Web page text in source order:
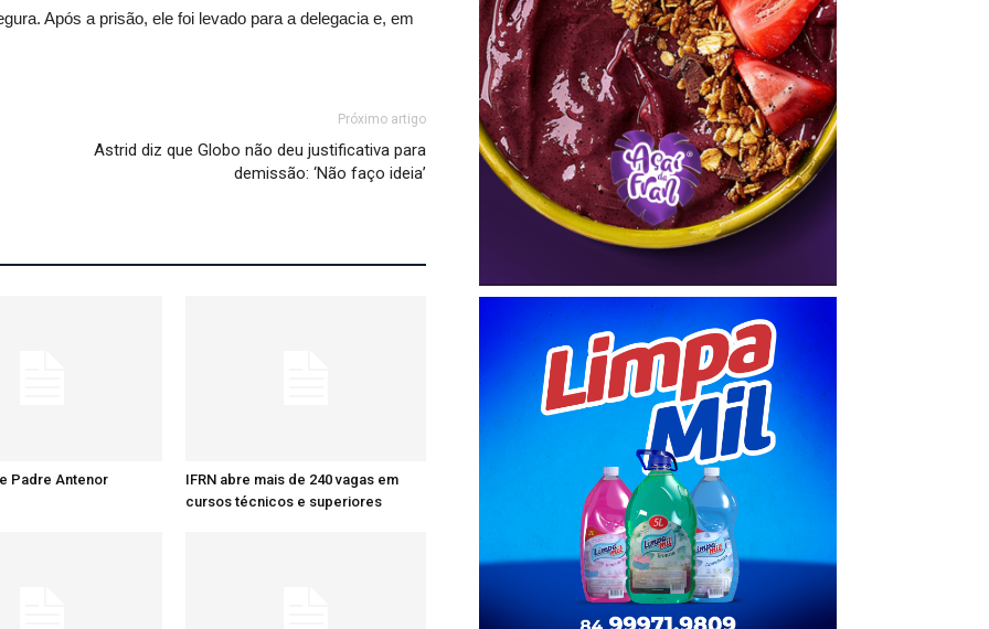
Após a prisão, ele foi levado para a delegacia e, em
Próximo artigo
Astrid diz que Globo não deu justificativa para
demissão: ‘Não faço ideia’
Padre Antenor
IFRN abre mais de 240 vagas em
cursos técnicos e superiores